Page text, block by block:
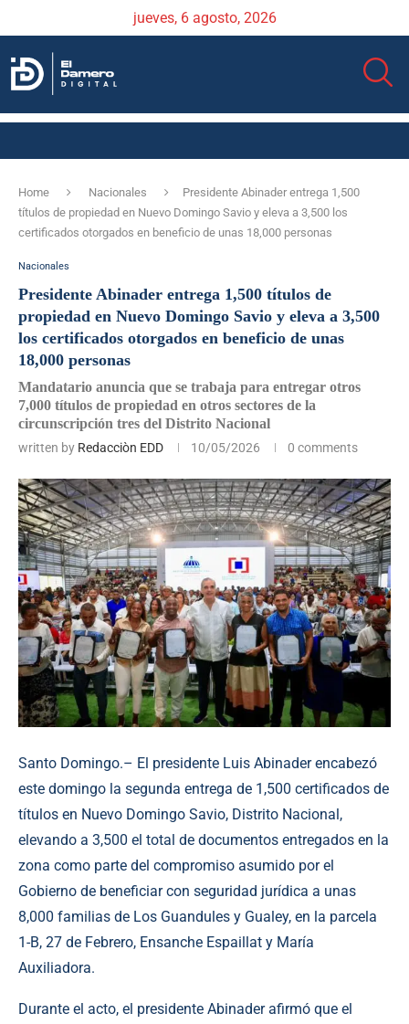
jueves, 6 agosto, 2026
Home Nacionales
Presidente Abinader entrega 1,500
títulos de propiedad en Nuevo Domingo Savio y eleva a 3,500 los
certificados otorgados en beneficio de unas 18,000 personas
Nacionales
Presidente Abinader entrega 1,500 títulos de
propiedad en Nuevo Domingo Savio y eleva a 3,500
los certificados otorgados en beneficio de unas
18,000 personas
Mandatario anuncia que se trabaja para entregar otros
7,000 títulos de propiedad en otros sectores de la
circunscripción tres del Distrito Nacional
written by Redacciòn EDD 10/05/2026 0 comments
Santo Domingo.– El presidente Luis Abinader encabezó
este domingo la segunda entrega de 1,500 certificados de
títulos en Nuevo Domingo Savio, Distrito Nacional,
elevando a 3,500 el total de documentos entregados en la
zona como parte del compromiso asumido por el
Gobierno de beneficiar con seguridad jurídica a unas
8,000 familias de Los Guandules y Gualey, en la parcela
1-B, 27 de Febrero, Ensanche Espaillat y María
Auxiliadora.
Durante el acto, el presidente Abinader afirmó que el